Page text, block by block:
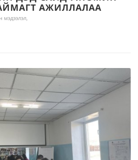
АЖИЛЛАЛАА
мэдээлэл,